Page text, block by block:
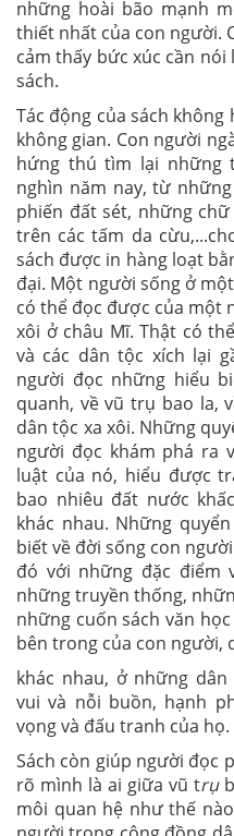
những hoài bão mạnh
thiết nhất của con người.
cảm thấy bức xúc cần
sách.
Tác động của sách
không gian. Con người
hứng thú tìm lại những
nghìn năm nay, từ
phiến đất sét, những
trên các tấm da
sách được in hàng loạt
đại. Một người sống ở
có thể đọc được của một
xôi ở châu Mĩ. Thật có
và các dân tộc xích lại
người đọc những hiểu
quanh, về vũ trụ bao la,
dân tộc xa xôi. Những
người đọc khám phá ra
luật của nó, hiểu được
bao nhiêu đất nước
khác nhau. Những
biết về đời sống con
đó với những đặc điểm
những truyền thống,
những cuốn sách văn
bên trong của con người,
khác nhau, ở những
vui và nỗi buồn, hạnh
vọng và đấu tranh của họ.
Sách còn giúp người đọc
rõ mình là ai giữa vũ trụ
môi quan hệ như thế